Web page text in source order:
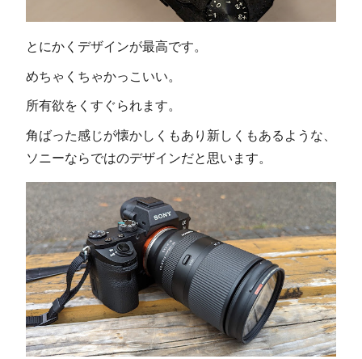
とにかくデザインが最高です。
めちゃくちゃかっこいい。
所有欲をくすぐられます。
角ばった感じが懐かしくもあり新しくもあるような、
ソニーならではのデザインだと思います。